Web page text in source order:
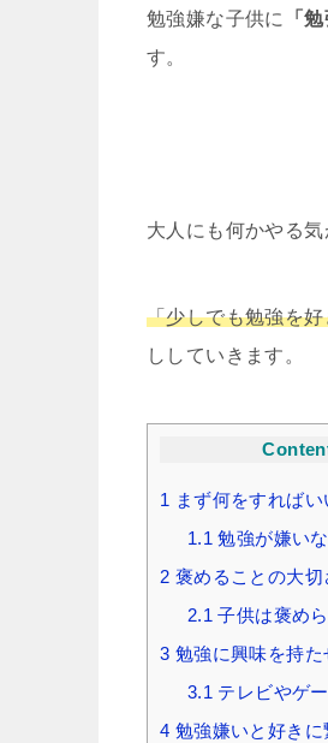
勉強嫌な子供に 「
す。
大人にも何かやる
「少しでも勉強を
ししていきます。
1 まず何をすればい
1.1 勉強が嫌い
2 褒めることの大切
2.1 子供は褒め
3 勉強に興味を持た
3.1 テレビやゲ
4 勉強嫌いと好きに